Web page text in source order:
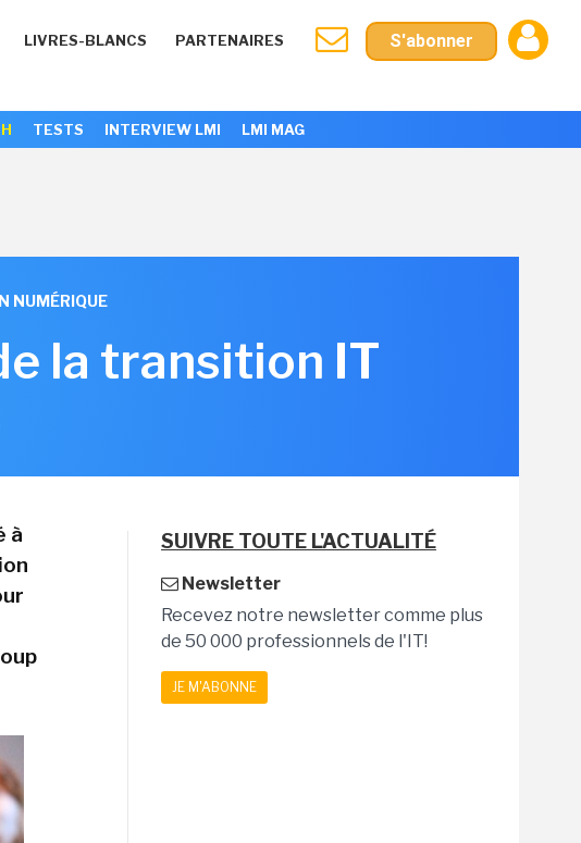
LIVRES-BLANCS PARTENAIRES S'abonner
TESTS INTERVIEW LMI LMI MAG
NUMÉRIQUE
la transition IT
à
SUIVRE TOUTE L'ACTUALITÉ
Newsletter
Recevez notre newsletter comme plus
de 50 000 professionnels de l'IT!
JE M'ABONNE